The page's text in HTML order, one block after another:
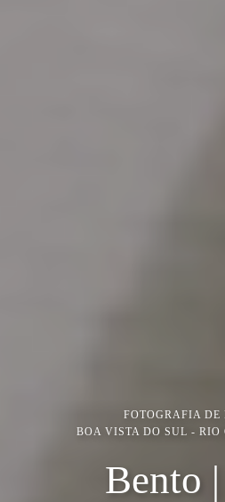
FOTOGRAFIA
BOA VISTA DO SUL - RIO
Bento